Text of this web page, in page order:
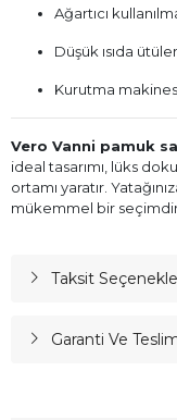
Ağartıcı
Düşük ısıda
Kurutma
Vero Vanni pamuk
ideal tasarımı, lüks
ortamı yaratır.
mükemmel bir
Taksit
Garanti Ve